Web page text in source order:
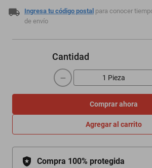
Ingresa tu código postal para conocer
de envío
Cantidad
－
Comprar ahora
Agregar al carrito
Compra 100% protegida